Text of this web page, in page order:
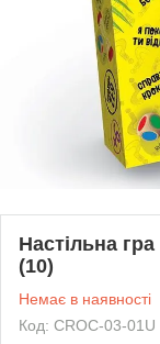
Настільна
(10)
Немає в наявності
Код: CROC-03-01U